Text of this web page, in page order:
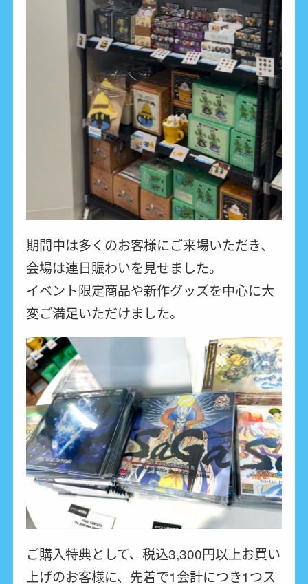
期間中は多くのお客様にご来場いただき、
会場は連日賑わいを見せました。
イベント限定商品や新作グッズを中心に大
変ご満足いただけました。
ご購入特典として、税込3,300円以上お買い
上げのお客様に、先着で1会計につき1つス